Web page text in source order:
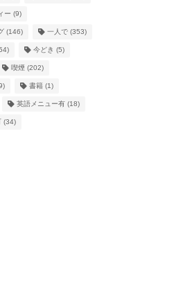
ー (9)
(146) 一人で(353)
今どき (5)
喫煙(202)
書籍(1)
英語メニュー有(18)
(34)